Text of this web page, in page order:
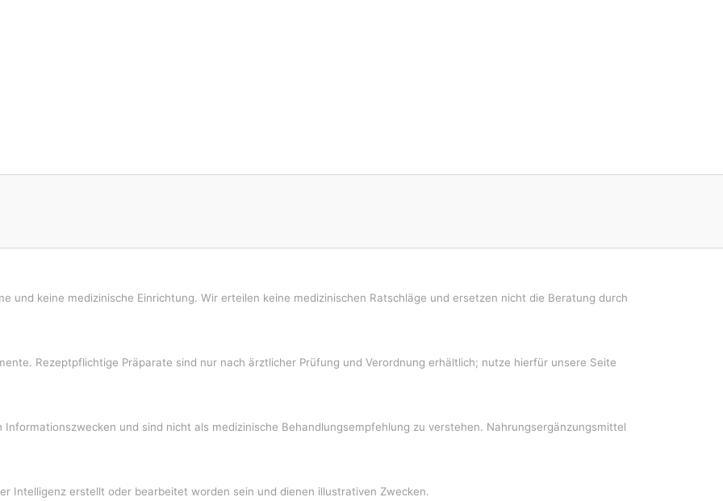
und keine medizinische Einrichtung. Wir erteilen keine medizinischen Ratschläge und ersetzen nicht die Beratung durch
Rezeptpflichtige Präparate sind nur nach ärztlicher Prüfung und Verordnung erhältlich; nutze hierfür unsere Seite
und sind nicht als medizinische Behandlungsempfehlung zu verstehen. Nahrungsergänzungsmittel
Intelligenz erstellt oder bearbeitet worden sein und dienen illustrativen Zwecken.